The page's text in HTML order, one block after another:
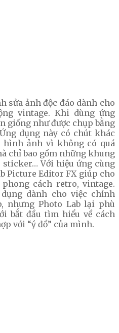
sửa ảnh độc đáo dành cho
vintage. Khi dùng ứng
giống như được chụp bằng
dụng này có chút khác
hình ảnh vì không có quá
chỉ bao gồm những khung
sticker… Với hiệu ứng cùng
Picture Editor FX giúp cho
cách retro, vintage.
dành cho việc chỉnh
nhưng Photo Lab lại phù
bắt đầu tìm hiểu về cách
với “ý đồ” của mình.